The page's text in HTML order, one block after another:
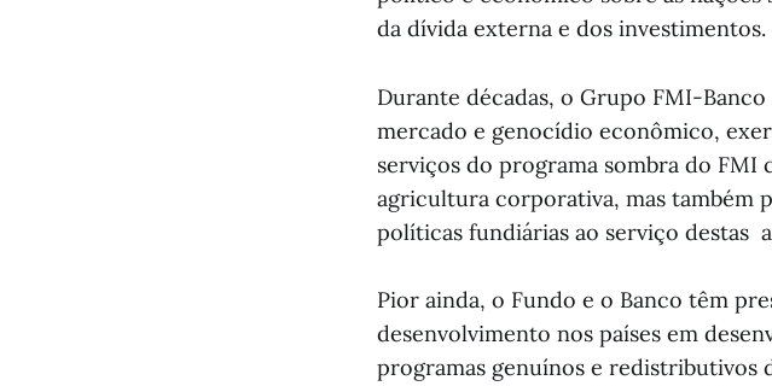
da dívida externa e dos investimentos.
Durante décadas, o Grupo FMI-
mercado e genocídio econômico,
serviços do programa sombra do
agricultura corporativa, mas também
políticas fundiárias ao serviço destas
Pior ainda, o Fundo e o Banco têm
desenvolvimento nos países em
programas genuínos e redistributivos